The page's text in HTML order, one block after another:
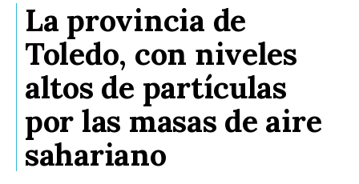
La provincia de
Toledo, con niveles
altos de partículas
por las masas de aire
sahariano